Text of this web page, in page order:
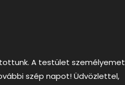
A testület személyemet
szép napot! Üdvözlettel,